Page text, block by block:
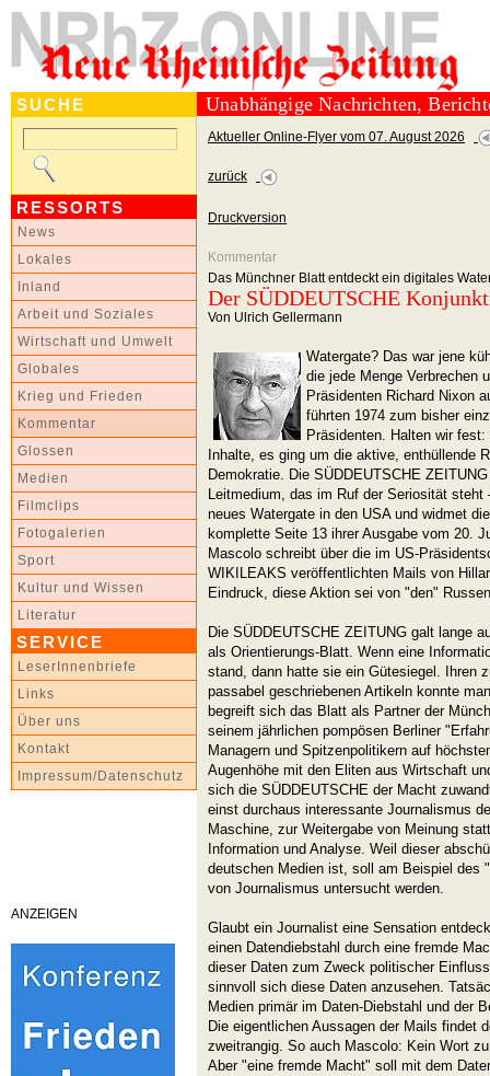
SUCHE
RESSORTS
News
Lokales
Inland
Arbeit und Soziales
Wirtschaft und Umwelt
Globales
Krieg und Frieden
Kommentar
Glossen
Medien
Filmclips
Fotogalerien
Sport
Kultur und Wissen
Literatur
SERVICE
LeserInnenbriefe
Links
Über uns
Kontakt
Impressum/Datenschutz
ANZEIGEN
Unabhängige Nachrichten,
Aktueller Online-Flyer vom 07. August 2026
zurück
Druckversion
Kommentar
Das Münchner Blatt entdeckt ein digitales
Der SÜDDEUTSCHE
Von Ulrich Gellermann
Watergate? Das war jene
die jede Menge Verbrechen
Präsidenten Richard Nixon
führten 1974 zum bisher
Präsidenten. Halten wir
Inhalte, es ging um die aktive, enthüllende
Demokratie. Die SÜDDEUTSCHE
Leitmedium, das im Ruf der Seriosität
neues Watergate in den USA und widmet
komplette Seite 13 ihrer Ausgabe vom 20.
Mascolo schreibt über die im US-
WIKILEAKS veröffentlichten Mails von
Eindruck, diese Aktion sei von "den"
Die SÜDDEUTSCHE ZEITUNG galt lange
als Orientierungs-Blatt. Wenn eine
stand, dann hatte sie ein Gütesiegel. Ihren
passabel geschriebenen Artikeln konnte
begreift sich das Blatt als Partner der
seinem jährlichen pompösen Berliner
Managern und Spitzenpolitikern auf
Augenhöhe mit den Eliten aus Wirtschaft
sich die SÜDDEUTSCHE der Macht
einst durchaus interessante Journalismus
Maschine, zur Weitergabe von Meinung
Information und Analyse. Weil dieser
deutschen Medien ist, soll am Beispiel des
von Journalismus untersucht werden.
Glaubt ein Journalist eine Sensation
einen Datendiebstahl durch eine fremde
dieser Daten zum Zweck politischer
sinnvoll sich diese Daten anzusehen.
Medien primär im Daten-Diebstahl und der
Die eigentlichen Aussagen der Mails findet
zweitrangig. So auch Mascolo: Kein Wort
Aber "eine fremde Macht" soll mit dem